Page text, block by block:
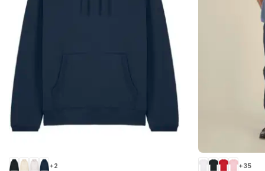
+2 +35